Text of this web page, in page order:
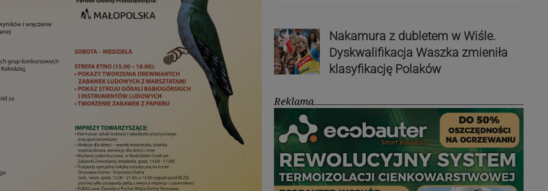
Nakamura z dubletem w Wiśle.
Dyskwalifikacja Waszka zmieniła
klasyfikację Polaków
Reklama